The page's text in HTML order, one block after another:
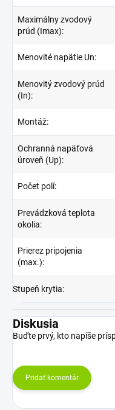
Maximálny zvodový
prúd (Imax):
Menovité napätie Un:
Menovitý zvodový prúd
(In):
Montáž:
Ochranná napäťová
úroveň (Up):
Počet polí:
Prevádzková teplota
okolia:
Prierez pripojenia
(max.):
Stupeň krytia:
Diskusia
Buďte prvý, kto napíše
Pridať komentár